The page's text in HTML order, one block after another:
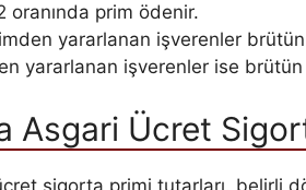
oranında prim ödenir.
yararlanan işverenler
yararlanan işverenler ise brütün
Asgari Ücret
sigorta primi tutarları, belirli